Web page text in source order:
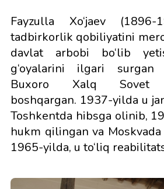
Fayzulla Xo‘jaev (1896-
tadbirkorlik qobiliyatini
davlat arbobi bo‘lib
g‘oyalarini ilgari
Buxoro Xalq Sovet
boshqargan. 1937-yilda u
Toshkentda hibsga olinib,
hukm qilingan va
1965-yilda, u to‘liq